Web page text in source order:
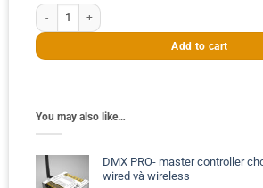
0.0
out
of
5
CCT panel cảm ứng 220V 4 Zone- điều khiển
Add to cart
You may also like…
DMX PRO- master controller
wired và wireless